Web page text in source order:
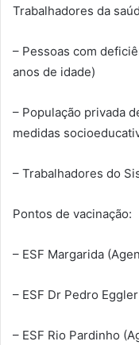
Trabalhadores da
– Pessoas com
anos de idade)
– População privada
medidas
– Trabalhadores do
Pontos de vacinação:
– ESF Margarida
– ESF Dr Pedro
– ESF Rio Pardinho